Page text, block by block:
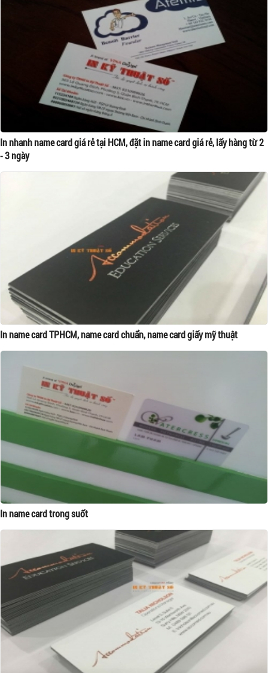
In nhanh name card giá rẻ tại HCM, đặt in name card giá rẻ, lấy hàng từ 2
- 3 ngày
In name card TPHCM, name card chuẩn, name card giấy mỹ thuật
In name card trong suốt